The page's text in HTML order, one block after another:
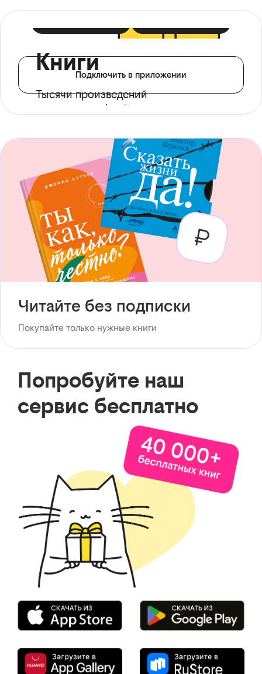
Книги
Тысячи произведений
с доступом офлайн
Подключить в приложении
Читайте без подписки
Покупайте только нужные книги
Попробуйте наш
сервис бесплатно